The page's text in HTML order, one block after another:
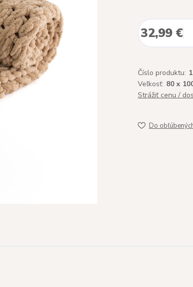
32,99 €
Číslo produktu:
Veľkosť: 80 x
Strážiť cenu /
Do